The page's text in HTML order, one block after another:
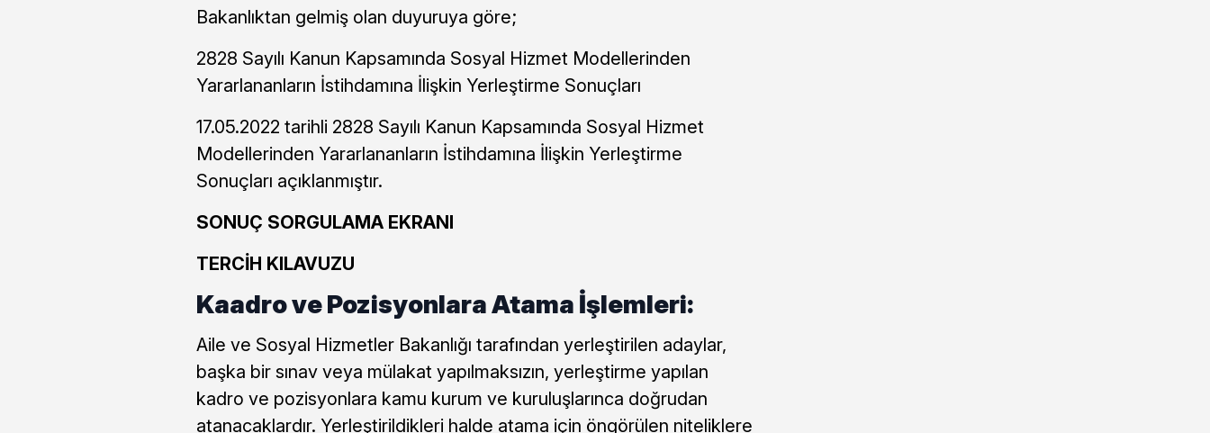
Bakanlıktan gelmiş olan duyuruya göre;
2828 Sayılı Kanun Kapsamında Sosyal Hizmet Modellerinden
Yararlananların İstihdamına İlişkin Yerleştirme Sonuçları
17.05.2022 tarihli 2828 Sayılı Kanun Kapsamında Sosyal Hizmet
Modellerinden Yararlananların İstihdamına İlişkin Yerleştirme
Sonuçları açıklanmıştır.
SONUÇ SORGULAMA EKRANI
TERCİH KILAVUZU
Kaadro ve Pozisyonlara Atama İşlemleri:
Aile ve Sosyal Hizmetler Bakanlığı tarafından yerleştirilen adaylar,
başka bir sınav veya mülakat yapılmaksızın, yerleştirme yapılan
kadro ve pozisyonlara kamu kurum ve kuruluşlarınca doğrudan
atanacaklardır. Yerleştirildikleri halde atama için öngörülen niteliklere